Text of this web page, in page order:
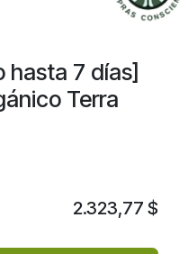
hasta 7 días]
Terra
2.323,77 $